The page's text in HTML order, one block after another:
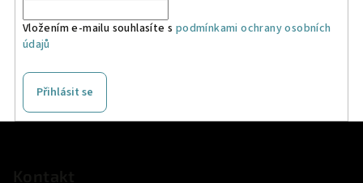
Vložením e-mailu souhlasíte s podmínkami ochrany osobních
údajů
Přihlásit se